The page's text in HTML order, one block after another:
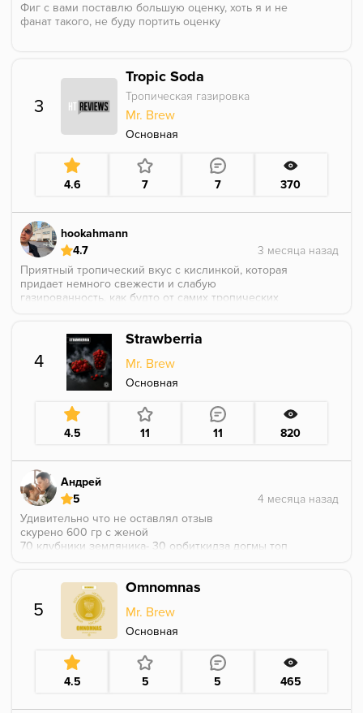
Фиг с вами поставлю большую оценку, хоть я и не
фанат такого, не буду портить оценку
3
Tropic Soda
Тропическая газировка
Mr. Brew
Основная
4.6 7 7 370
hookahmann
4.7
Приятный тропический вкус с кислинкой, которая
придает немного свежести и слабую
газированность, как будто от самих тропических
чем нет, это вкусно, хоть на каждый день, ну и в
различные миксы тоже залетит хорошо, такой
летний тропический легкий лимонад
4
Strawberria
Mr. Brew
Основная
4.5 11 11 820
Андрей
5
Удивительно что не оставлял отзыв
скурено 600 гр с женой
70 клубники земляника- 30 орбиткидза догмы топ
любимая клубника себеро
любимая земляника джента
советую мой топ 1 и данного бренда
5
Omnomnas
Mr. Brew
Основная
4.5 5 5 465